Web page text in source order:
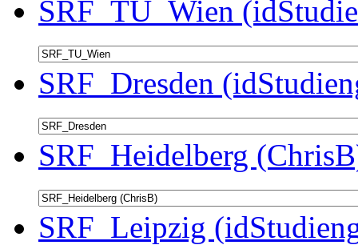
SRF_TU_Wien
SRF_Dresden
SRF_Heidelberg
SRF_Leipzig